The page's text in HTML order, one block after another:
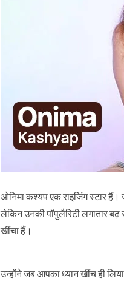
ओनिमा कश्यप एक राइजिंग स्टार
लेकिन उनकी पॉपुलैरिटी लगातार
खींचा हैं।
उन्होंने जब आपका ध्यान खींच ही